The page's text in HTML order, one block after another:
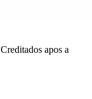
Creditados apos a